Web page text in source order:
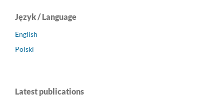
Język / Language
English
Polski
Latest publications